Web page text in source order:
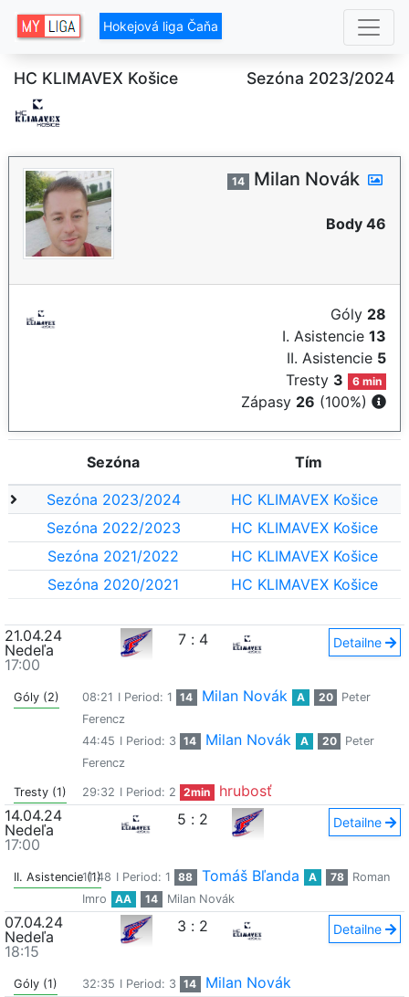
Hokejová liga Čaňa
HC KLIMAVEX Košice Sezóna 2023/2024
14 Milan Novák
Body 46
Góly 28
I. Asistencie 13
II. Asistencie 5
Tresty 3 6 min
Zápasy 26 (100%)
Sezóna Tím
Sezóna 2023/2024
HC KLIMAVEX Košice
Sezóna 2022/2023
HC KLIMAVEX Košice
Sezóna 2021/2022
HC KLIMAVEX Košice
Sezóna 2020/2021
HC KLIMAVEX Košice
21.04.24
Nedeľa
17:00
7 : 4 Detailne
Góly (2) 08:21 I Period: 1 14 Milan Novák A 20
Peter
Ferencz
44:45 I Period: 3 14 Milan Novák A 20
Peter
Ferencz
Tresty (1) 29:32 I Period: 2 2min
hrubosť
14.04.24
Nedeľa
17:00
5 : 2 Detailne
II. Asistencie (1)
11:48 I Period: 1 88 Tomáš Bľanda A 78
Roman
Imro
AA 14 Milan Novák
07.04.24
Nedeľa
18:15
3 : 2 Detailne
Góly (1) 32:35 I Period: 3 14
Milan Novák